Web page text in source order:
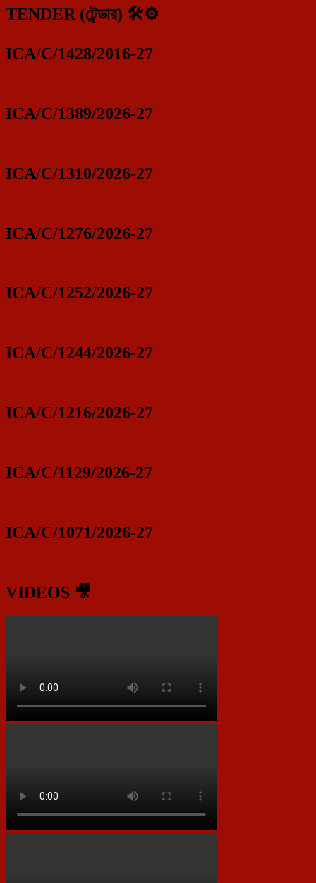
TENDER (টেন্ডার) 🛠️⚙️
ICA/C/1428/2016-27
ICA/C/1389/2026-27
ICA/C/1310/2026-27
ICA/C/1276/2026-27
ICA/C/1252/2026-27
ICA/C/1244/2026-27
ICA/C/1216/2026-27
ICA/C/1129/2026-27
ICA/C/1071/2026-27
VIDEOS 🎥